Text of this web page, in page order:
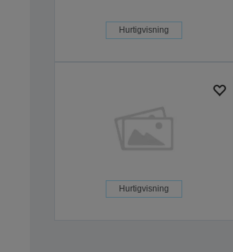
Hurtigvisning
Hurtigvisning